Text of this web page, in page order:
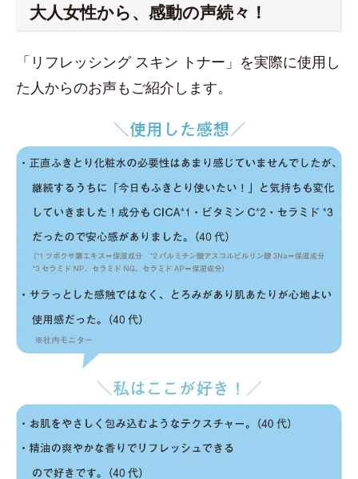
大人女性から、感動の声続々！
「リフレッシング スキン トナー」を実際に使用し
た人からのお声もご紹介します。